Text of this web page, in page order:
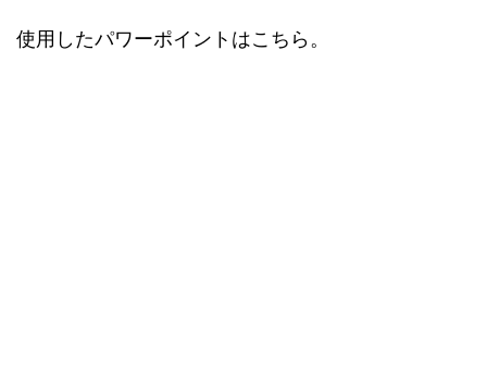
使用したパワーポイントはこちら。